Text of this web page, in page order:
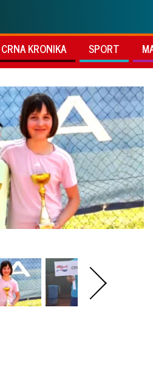
CRNA KRONIKA SPORT